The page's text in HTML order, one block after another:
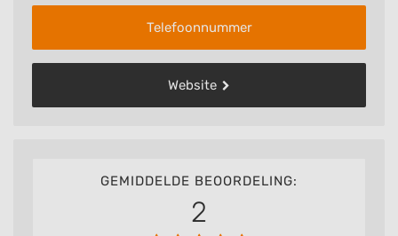
Telefoonnummer
Website
GEMIDDELDE BEOORDELING:
2